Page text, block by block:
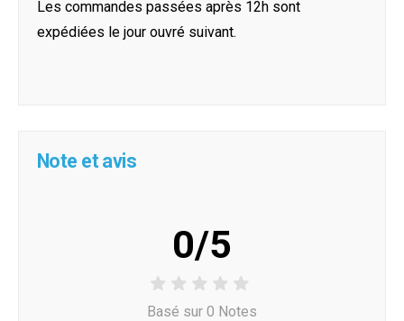
Les commandes passées après 12h sont
expédiées le jour ouvré suivant.
Note et avis
0/5
Basé sur 0 Notes